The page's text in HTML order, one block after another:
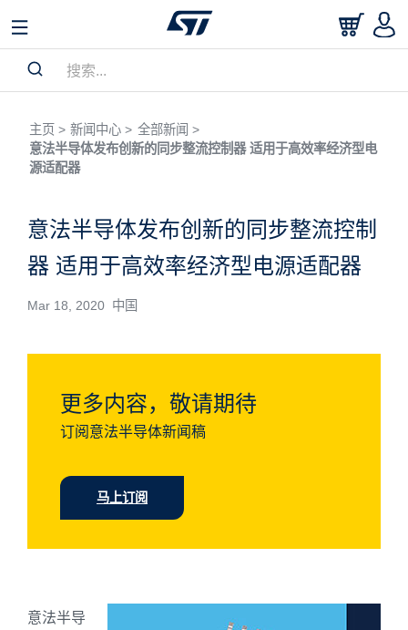
主页 > 新闻中心 > 全部新闻 >
意法半导体发布创新的同步整流控制器 适用于高效率经济型电
源适配器
意法半导体发布创新的同步整流控制
器 适用于高效率经济型电源适配器
Mar 18, 2020 中国
更多内容，敬请期待
订阅意法半导体新闻稿
马上订阅
意法半导